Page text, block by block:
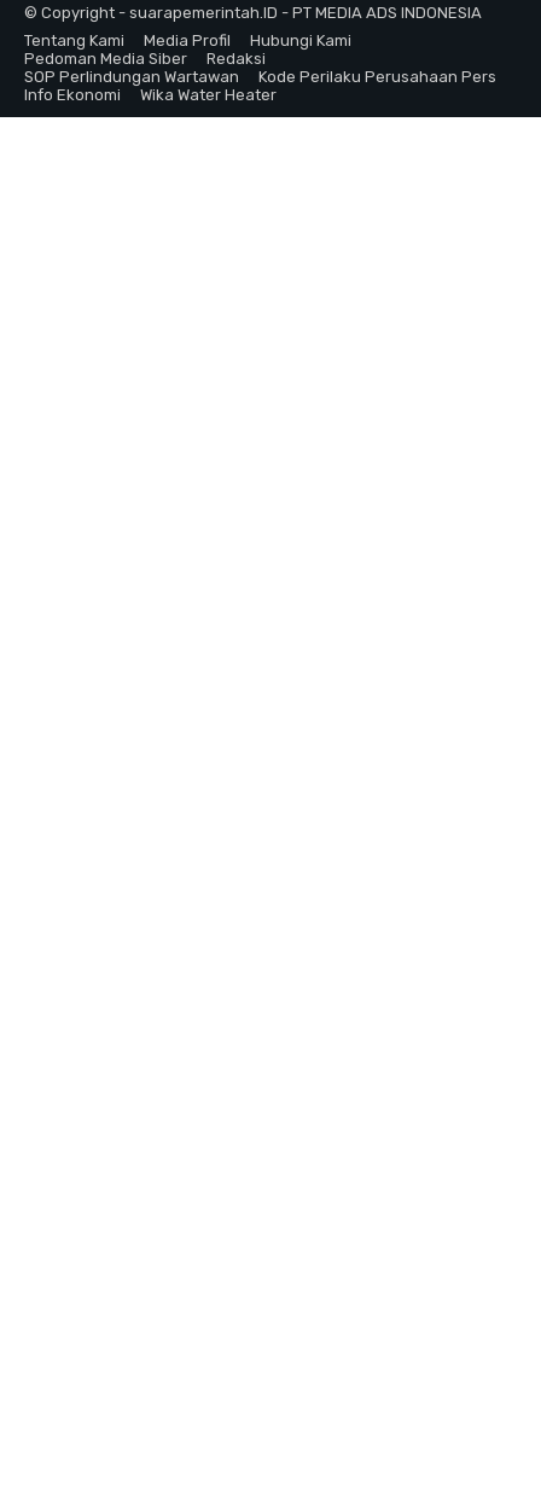
© Copyright - suarapemerintah.ID - PT MEDIA ADS INDONESIA
Tentang Kami
Media Profil
Hubungi Kami
Pedoman Media Siber
Redaksi
SOP Perlindungan Wartawan
Kode Perilaku Perusahaan Pers
Info Ekonomi
Wika Water Heater